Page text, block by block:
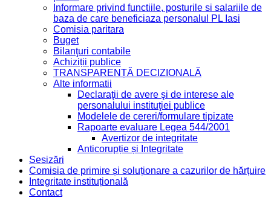
Informare privind functiile, posturile si salariile de
baza de care beneficiaza personalul PL Iasi
Comisia paritara
Buget
Bilanţuri contabile
Achiziții publice
TRANSPARENȚĂ DECIZIONALĂ
Alte informatii
Declaraţii de avere şi de interese ale
personalului instituţiei publice
Modelele de cereri/formulare tipizate
Rapoarte evaluare Legea 544/2001
Avertizor de integritate
Anticorupție și Integritate
Sesizări
Comisia de primire și soluționare a cazurilor de hărțuire
Integritate instituțională
Contact